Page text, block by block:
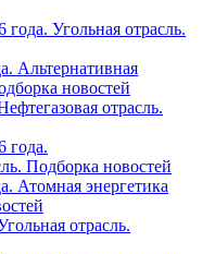
Угольная отрасль.
Альтернативная
новостей
отрасль.
года.
Подборка новостей
Атомная энергетика
отрасль.